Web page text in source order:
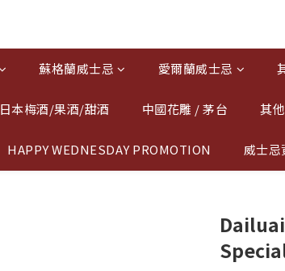
蘇格蘭威士忌 愛爾蘭威士忌
日本梅酒/果酒/甜酒 中國花雕 / 茅台 其
HAPPY WEDNESDAY PROMOTION 威士忌